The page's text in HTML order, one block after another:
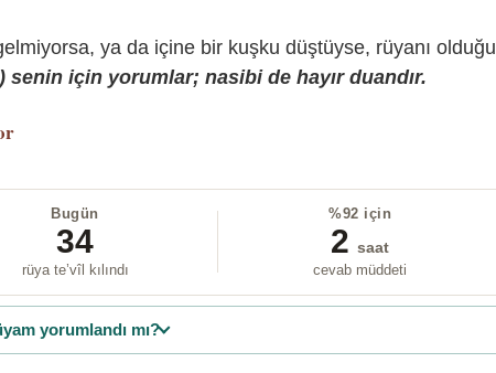
ya da içine bir kuşku düştüyse, rüyanı olduğu
senin için yorumlar; nasibi de hayır duandır.
Bugün
34
rüya te’vîl kılındı
%92 için
2 saat
cevab müddeti
yorumlandı mı?